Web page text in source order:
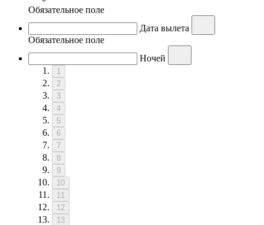
Обязательное поле
Дата вылета
Обязательное поле
Ночей
1
2
3
4
5
6
7
8
9
10
11
12
13